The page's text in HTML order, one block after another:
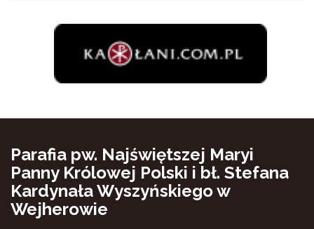
Parafia pw. Najświętszej Maryi
Panny Królowej Polski i bł. Stefana
Kardynała Wyszyńskiego w
Wejherowie